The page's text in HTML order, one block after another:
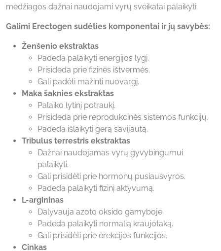
medžiagos dažnai naudojami vyrų sveikatai palaikyti.
Galimi Erectogen sudėties komponentai ir jų savybės:
Ženšenio ekstraktas
Padeda palaikyti energijos lygį.
Prisideda prie fizinės ištvermės.
Gali padėti mažinti nuovargį.
Maka šaknies ekstraktas
Palaiko lytinį potraukį.
Prisideda prie reprodukcinės sistemos funkcijų.
Padeda išlaikyti gerą savijautą.
Tribulus terrestris ekstraktas
Dažnai naudojamas vyrų gyvybingumui
palaikyti.
Gali prisidėti prie hormonų pusiausvyros.
Padeda palaikyti fizinį aktyvumą.
L-argininas
Dalyvauja azoto oksido gamyboje.
Padeda palaikyti normalią kraujotaką.
Gali prisidėti prie erekcijos funkcijos.
Cinkas